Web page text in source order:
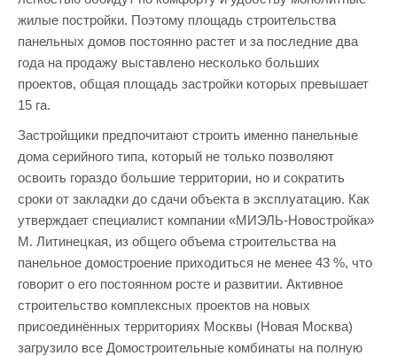
жилые постройки. Поэтому площадь строительства
панельных домов постоянно растет и за последние два
года на продажу выставлено несколько больших
проектов, общая площадь застройки которых превышает
15 га.
Застройщики предпочитают строить именно панельные
дома серийного типа, который не только позволяют
освоить гораздо большие территории, но и сократить
сроки от закладки до сдачи объекта в эксплуатацию. Как
утверждает специалист компании «МИЭЛЬ-Новостройка»
М. Литинецкая, из общего объема строительства на
панельное домостроение приходиться не менее 43 %, что
говорит о его постоянном росте и развитии. Активное
строительство комплексных проектов на новых
присоединённых территориях Москвы (Новая Москва)
загрузило все Домостроительные комбинаты на полную